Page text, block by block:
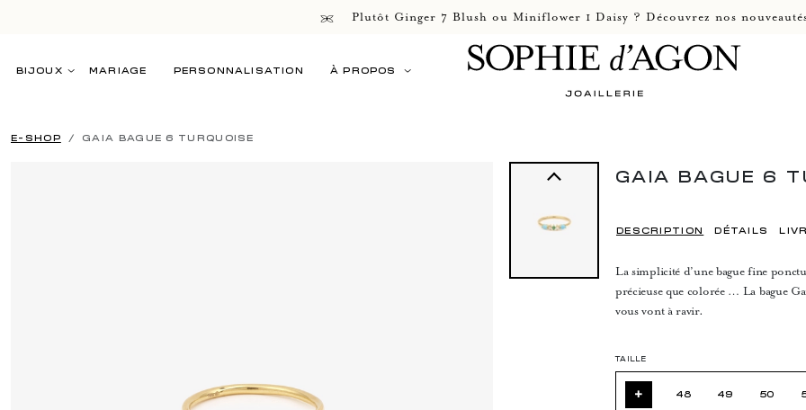
Plutôt Ginger 7 Blush ou Miniflower 1 Daisy ? Découvrez nos
BIJOUX MARIAGE PERSONNALISATION À PROPOS
E-SHOP GAIA BAGUE 6 TURQUOISE
GAIA BAGUE 6
DESCRIPTION DÉTAILS
La simplicité d’une bague fine
précieuse que colorée … La bague
vous vont à ravir.
TAILLE
+ 48 49 50